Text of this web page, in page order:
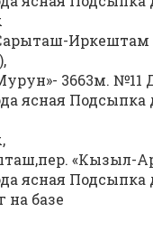
Иркештам
3663м. №11
ясная Подсыпка
«Кызыл-
ясная Подсыпка
на базе